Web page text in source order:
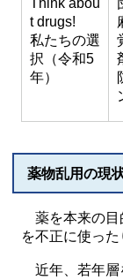
Think abou
t drugs!
私たちの選
択（令和5
年）
薬物乱用の現
薬を本来の目
を不正に使った
近年、若年層